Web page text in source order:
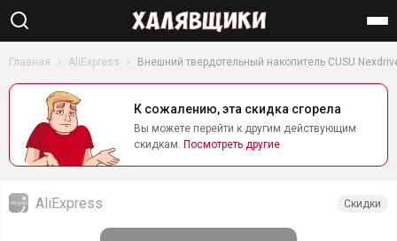
Найти
Главная AliExpress Внешний твердотельный накопитель CUSU
К сожалению, эта скидка сгорела
Вы можете перейти к другим действующим
скидкам. Посмотреть другие
AliExpress Скидки